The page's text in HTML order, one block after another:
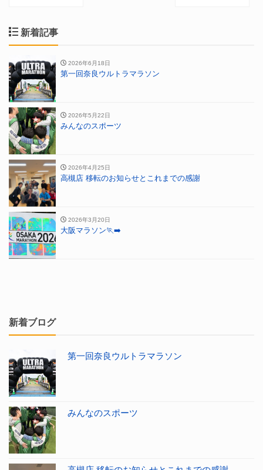
新着記事
2026年6月18日
第一回奈良ウルトラマラソン
2026年5月22日
みんなのスポーツ
2026年4月25日
高槻店 移転のお知らせとこれまでの感謝
2026年3月20日
大阪マラソン🏃‍➡️
新着ブログ
第一回奈良ウルトラマラソン
みんなのスポーツ